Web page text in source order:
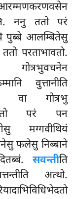
ननु ततो परं
पुब्बे आलम्बितेसु
परताभावतो.
वुत्तानीति
वा गोत्रभु
ततो परं पन
मग्गवीथियं
फलेसु निब्बाने
सवन्तीति
अत्थो.